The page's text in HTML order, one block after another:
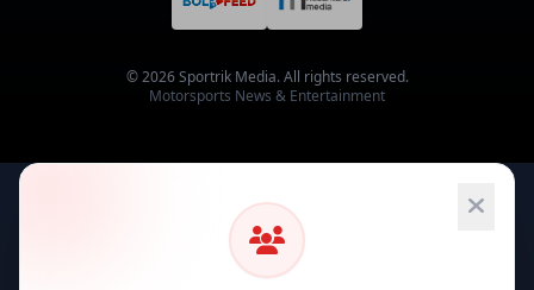
© 2026 Sportrik Media. All rights reserved.
Motorsports News & Entertainment